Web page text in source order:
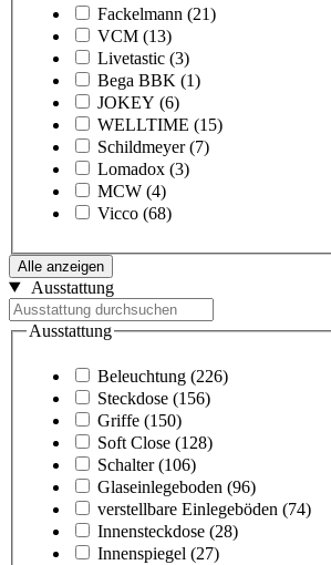
Fackelmann (21)
VCM (13)
Livetastic (3)
Bega BBK (1)
JOKEY (6)
WELLTIME (15)
Schildmeyer (7)
Lomadox (3)
MCW (4)
Vicco (68)
Alle anzeigen
Ausstattung
Ausstattung
Beleuchtung (226)
Steckdose (156)
Griffe (150)
Soft Close (128)
Schalter (106)
Glaseinlegeboden (96)
verstellbare Einlegeböden (74)
Innensteckdose (28)
Innenspiegel (27)